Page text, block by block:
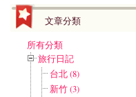
文章分類
所有分類
旅行日記
台北 (8)
新竹 (3)